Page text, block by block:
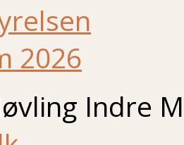
2026
Indre